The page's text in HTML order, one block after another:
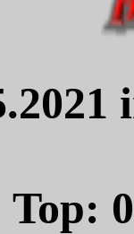
Top: 0